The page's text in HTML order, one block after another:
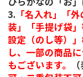
3. 「名入れ」「
装」「手提げ袋
設定（のし等）
し、一部の商品
もございます。